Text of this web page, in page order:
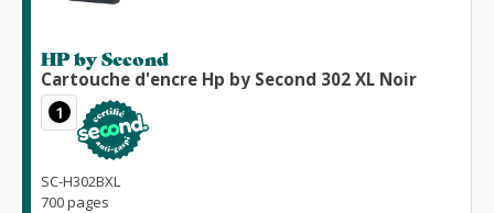
HP by Second
Cartouche d'encre Hp by Second 302 XL Noir
1
SC-H302BXL
700 pages